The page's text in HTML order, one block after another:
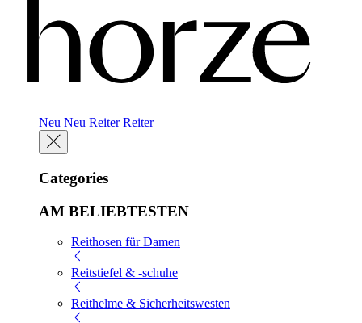
Neu Neu Reiter Reiter
Categories
AM BELIEBTESTEN
Reithosen für Damen
Reitstiefel & -schuhe
Reithelme & Sicherheitswesten